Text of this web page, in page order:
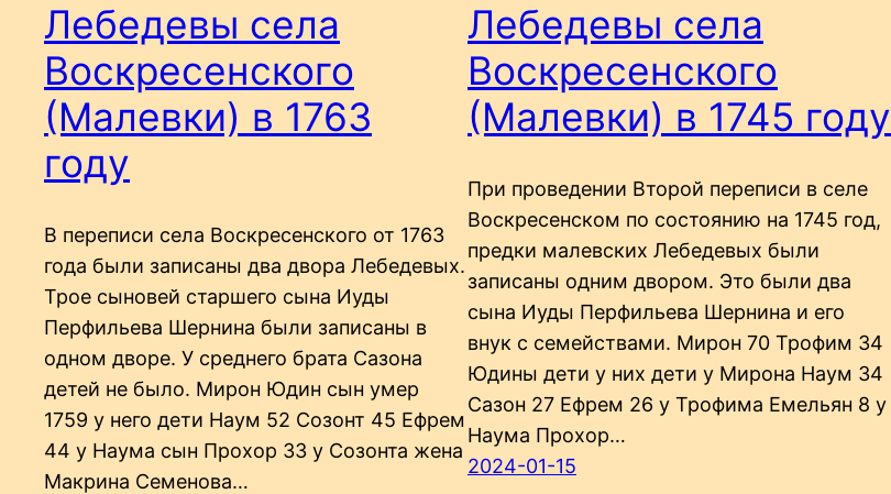
Лебедевы села
Воскресенского
(Малевки) в 1763
году
В переписи села Воскресенского от 1763
года были записаны два двора Лебедевых.
Трое сыновей старшего сына Иуды
Перфильева Шернина были записаны в
одном дворе. У среднего брата Сазона
детей не было. Мирон Юдин сын умер
1759 у него дети Наум 52 Созонт 45 Ефрем
44 у Наума сын Прохор 33 у Созонта жена
Макрина Семенова…
Лебедевы села
Воскресенского
(Малевки) в 1745 году
При проведении Второй переписи в селе
Воскресенском по состоянию на 1745 год,
предки малевских Лебедевых были
записаны одним двором. Это были два
сына Иуды Перфильева Шернина и его
внук с семействами. Мирон 70 Трофим 34
Юдины дети у них дети у Мирона Наум 34
Сазон 27 Ефрем 26 у Трофима Емельян 8 у
Наума Прохор…
2024-01-15